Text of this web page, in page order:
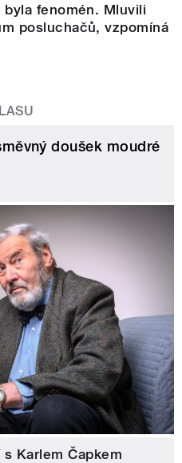
byla fenomén. Mluvili
posluchačů, vzpomíná
doušek moudré
s Karlem Čapkem